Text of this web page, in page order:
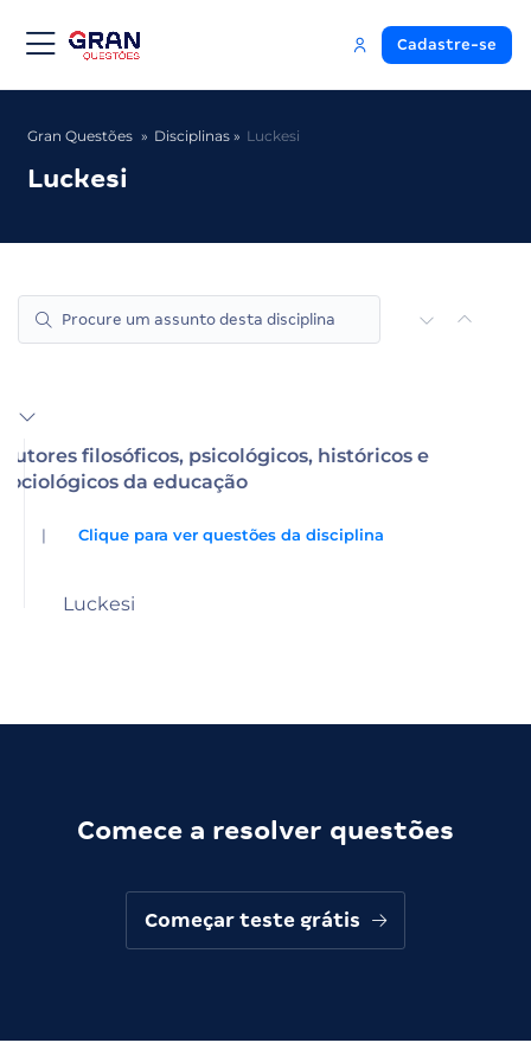
Cadastre-se
Gran Questões Disciplinas Luckesi
Luckesi
Autores filosóficos, psicológicos, históricos e
sociológicos da educação
| Clique para ver questões da disciplina
Luckesi
Comece a resolver questões
Começar teste grátis